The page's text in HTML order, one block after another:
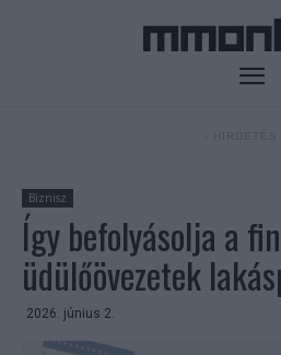
Biznisz
Így befolyásolja a
üdülőövezetek
2026. június 2.